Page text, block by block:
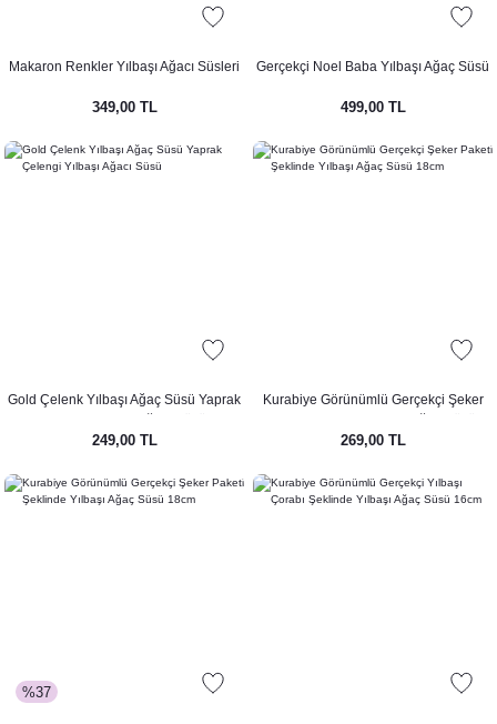
Makaron Renkler Yılbaşı Ağacı Süsleri
Baston Süs 4lü Paket
349,00 TL
Gerçekçi Noel Baba Yılbaşı Ağaç Süsü
Yılbaşı Ağacı Süsü
499,00 TL
Gold Çelenk Yılbaşı Ağaç Süsü Yaprak
249,00 TL
Kurabiye Görünümlü Gerçekçi Şeker
18cm
269,00 TL
%37